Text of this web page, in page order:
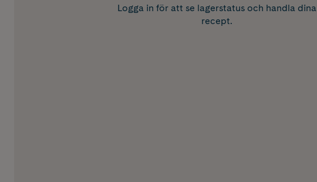
Logga in för att se lagerstatus och handla dina
recept.